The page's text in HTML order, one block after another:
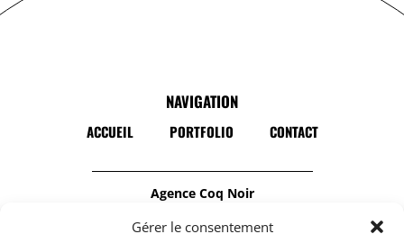
Gérer le consentement
NAVIGATION
ACCUEIL PORTFOLIO CONTACT
Agence Coq Noir
Notre agence de communication est